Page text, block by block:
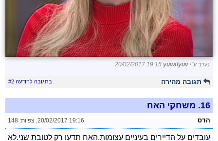
נערך ע"י yuvalyuv
20/02/2017 19:15
תגובה מהירה בתגובה להודעה #2
16. משחקי האח
הדס 20/02/2017 19:16 צפיות: 148
עובדים על הדיירים בעיניים עצומות.האח תדעו רק לטובת שני.לא